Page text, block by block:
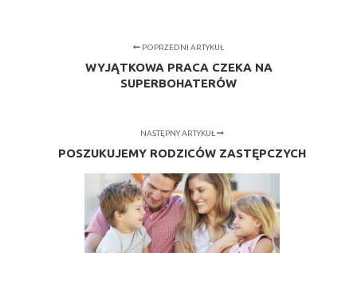
POPRZEDNI ARTYKUŁ
WYJĄTKOWA PRACA CZEKA NA
SUPERBOHATERÓW
NASTĘPNY ARTYKUŁ
POSZUKUJEMY RODZICÓW ZASTĘPCZYCH